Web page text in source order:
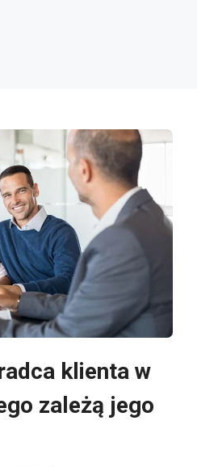
klienta w
zależą jego